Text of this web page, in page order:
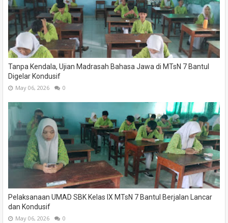
Tanpa Kendala, Ujian Madrasah Bahasa Jawa di MTsN 7 Bantul
Digelar Kondusif
May 06, 2026 0
Pelaksanaan UMAD SBK Kelas IX MTsN 7 Bantul Berjalan Lancar
dan Kondusif
May 06, 2026 0